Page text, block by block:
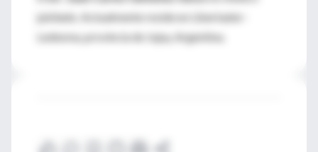
jubilado. Actualmente reside en Libertador-
Ledesma, provincia de Jujuy, Argentina.